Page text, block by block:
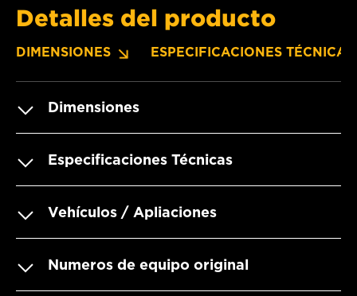
Detalles del producto
DIMENSIONES ESPECIFICACIONES TÉCNICAS
Dimensiones
Especificaciones Técnicas
Vehículos / Apliaciones
Numeros de equipo original